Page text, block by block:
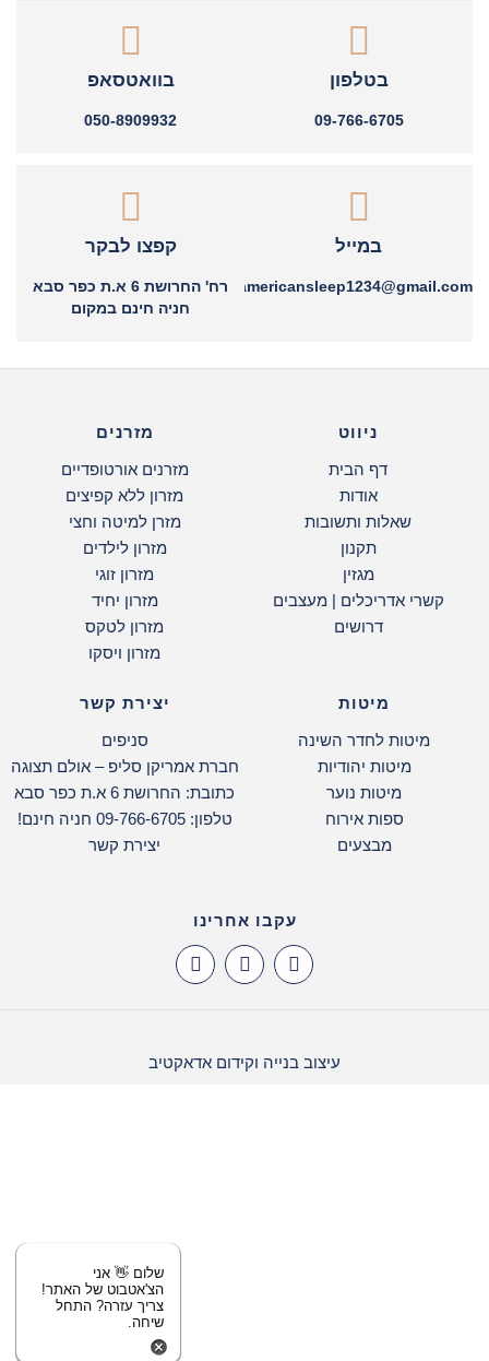
בטלפון
09-766-6705
בוואטסאפ
050-8909932
במייל
americansleep1234@gmail.com
קפצו לבקר
רח' החרושת 6 א.ת כפר סבא
חניה חינם במקום
ניווט
דף הבית
אודות
שאלות ותשובות
תקנון
מגזין
קשרי אדריכלים | מעצבים
דרושים
מזרנים
מזרנים אורטופדיים
מזרון ללא קפיצים
מזרן למיטה וחצי
מזרון לילדים
מזרון זוגי
מזרון יחיד
מזרון לטקס
מזרון ויסקו
מיטות
מיטות לחדר השינה
מיטות יהודיות
מיטות נוער
ספות אירוח
מבצעים
יצירת קשר
סניפים
חברת אמריקן סליפ – אולם תצוגה
כתובת: החרושת 6 א.ת כפר סבא
טלפון: 09-766-6705 חניה חינם!
יצירת קשר
עקבו אחרינו
עיצוב בנייה וקידום אדאקטיב
שלום 👋 אני
הצ'אטבוט של האתר!
צריך עזרה? התחל
שיחה.